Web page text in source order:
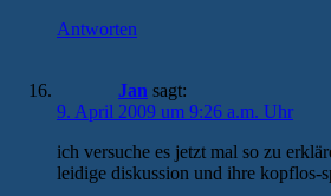
Antworten
Jan sagt:
9. April 2009 um 9:26 a.m. Uhr
ich versuche es jetzt mal so zu
leidige diskussion und ihre kopflos-